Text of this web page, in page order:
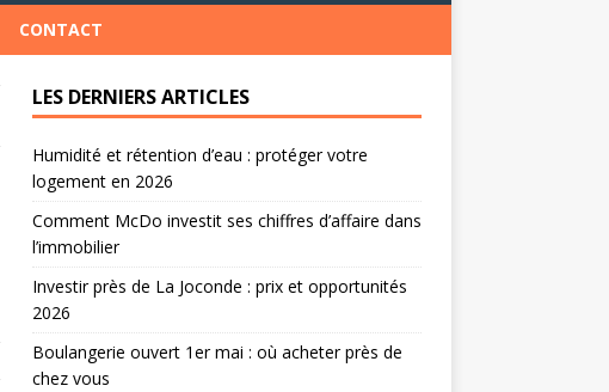
CONTACT
LES DERNIERS ARTICLES
Humidité et rétention d’eau : protéger votre
logement en 2026
Comment McDo investit ses chiffres d’affaire dans
l’immobilier
Investir près de La Joconde : prix et opportunités
2026
Boulangerie ouvert 1er mai : où acheter près de
chez vous